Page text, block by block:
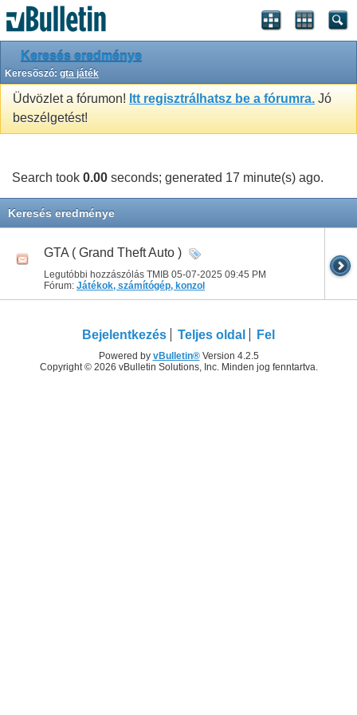
Keresés eredménye
Keresõszó: gta játék
Üdvözlet a fórumon! Itt regisztrálhatsz be a fórumra. Jó
beszélgetést!
Search took 0.00 seconds; generated 17 minute(s) ago.
Keresés eredménye
GTA ( Grand Theft Auto )
Legutóbbi hozzászólás TMIB 05-07-2025 09:45 PM
Fórum: Játékok, számítógép, konzol
Bejelentkezés Teljes oldal Fel
Powered by vBulletin®Version 4.2.5
Copyright © 2026 vBulletin Solutions, Inc. Minden jog fenntartva.